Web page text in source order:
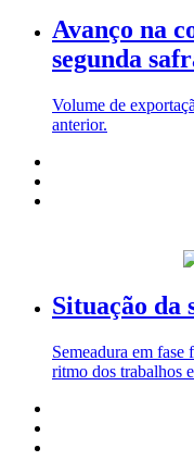
Avanço na
segunda
Volume de
anterior.
Situação
Semeadura em
ritmo dos trabalhos